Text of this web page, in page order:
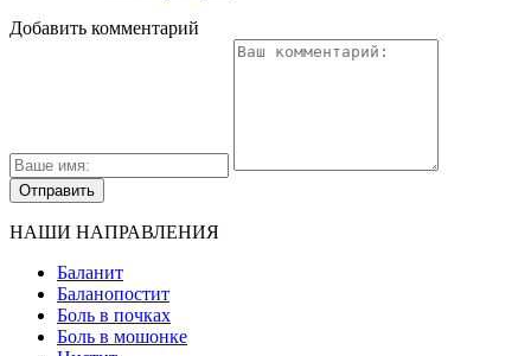
Добавить комментарий
НАШИ НАПРАВЛЕНИЯ
Баланит
Баланопостит
Боль в почках
Боль в мошонке